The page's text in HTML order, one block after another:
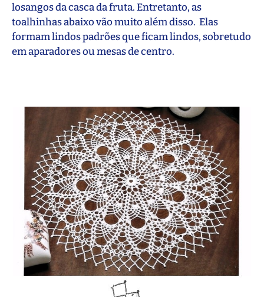
losangos da casca da fruta. Entretanto, as
toalhinhas abaixo vão muito além disso. Elas
formam lindos padrões que ficam lindos, sobretudo
em aparadores ou mesas de centro.